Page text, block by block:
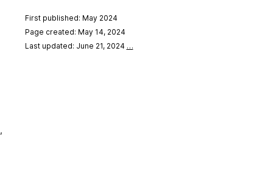
First published: May 2024
Page created: May 14, 2024
Last updated: June 21, 2024 …